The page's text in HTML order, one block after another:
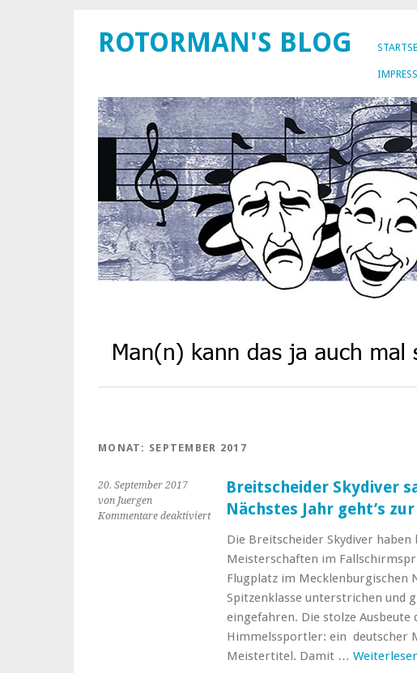
ROTORMAN'S BLOG
MONAT: SEPTEMBER 2017
20. September 2017
von Juergen
Kommentare deaktiviertfür
Skydiver
sammelten
Medaillen
Nächstes
geht’s
WM
Breitscheider Skydiver
Nächstes Jahr geht’s
Die Breitscheider Skydiver haben
Meisterschaften im
Flugplatz im Mecklenburgischen
Spitzenklasse unterstrichen und
eingefahren. Die stolze Ausbeute
Himmelssportler: ein deutscher
Meistertitel. Damit …